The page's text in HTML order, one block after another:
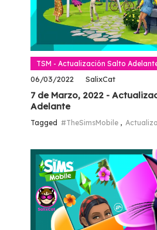
TSM - Actualización Salto
06/03/2022 SalixCat
7 de Marzo, 2022 -
Adelante
Tagged #TheSimsMobile ,